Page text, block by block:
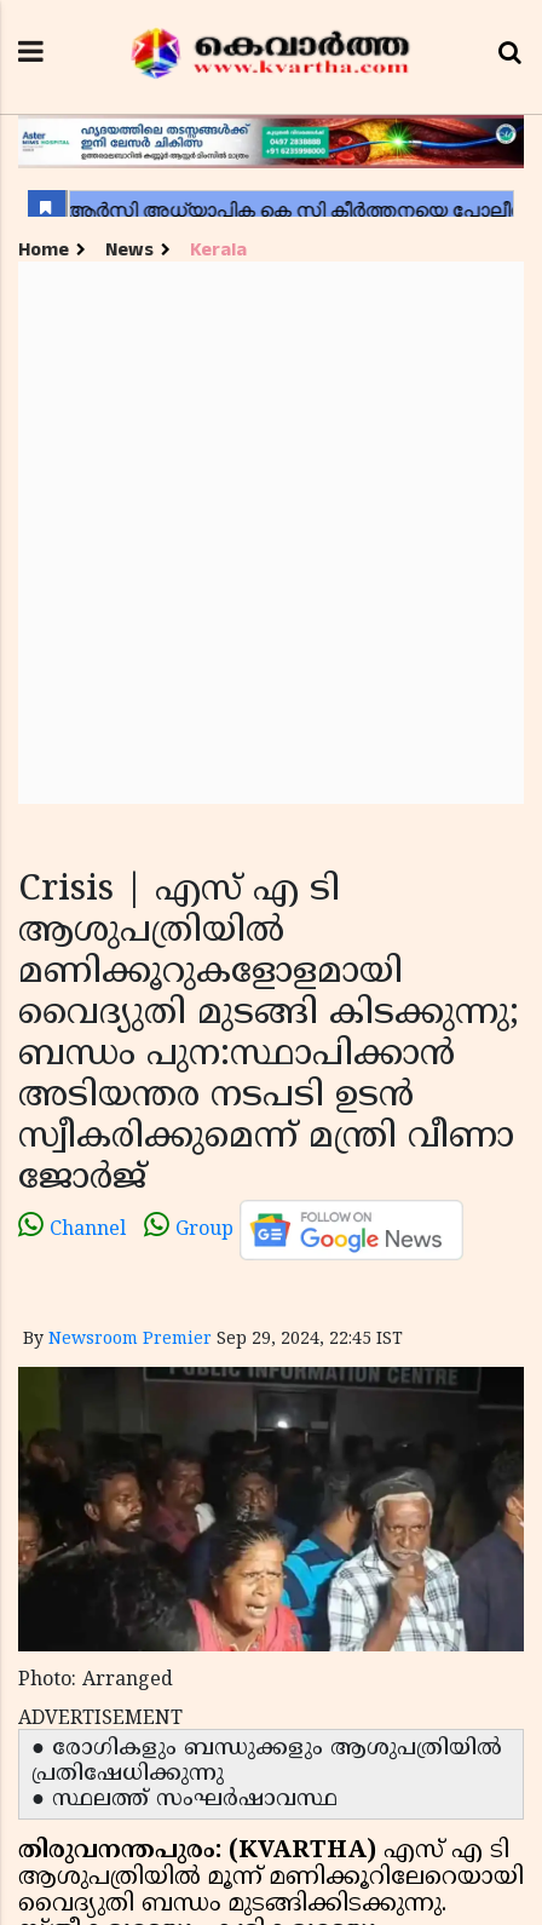
Home News Kerala
Crisis | എസ് എ ടി
ആശുപത്രിയില്‍
മണിക്കൂറുകളോളമായി
വൈദ്യുതി മുടങ്ങി കിടക്കുന്നു;
ബന്ധം പുന:സ്ഥാപിക്കാന്‍
അടിയന്തര നടപടി ഉടന്‍
സ്വീകരിക്കുമെന്ന് മന്ത്രി വീണാ
ജോര്‍ജ്
Channel Group
By Newsroom Premier Sep 29, 2024, 22:45 IST
Photo: Arranged
ADVERTISEMENT
● രോഗികളും ബന്ധുക്കളും ആശുപത്രിയില്‍
പ്രതിഷേധിക്കുന്നു
● സ്ഥലത്ത് സംഘര്‍ഷാവസ്ഥ
തിരുവനന്തപുരം: (KVARTHA) എസ് എ ടി
ആശുപത്രിയില്‍ മൂന്ന് മണിക്കൂറിലേറെയായി
വൈദ്യുതി ബന്ധം മുടങ്ങിക്കിടക്കുന്നു.